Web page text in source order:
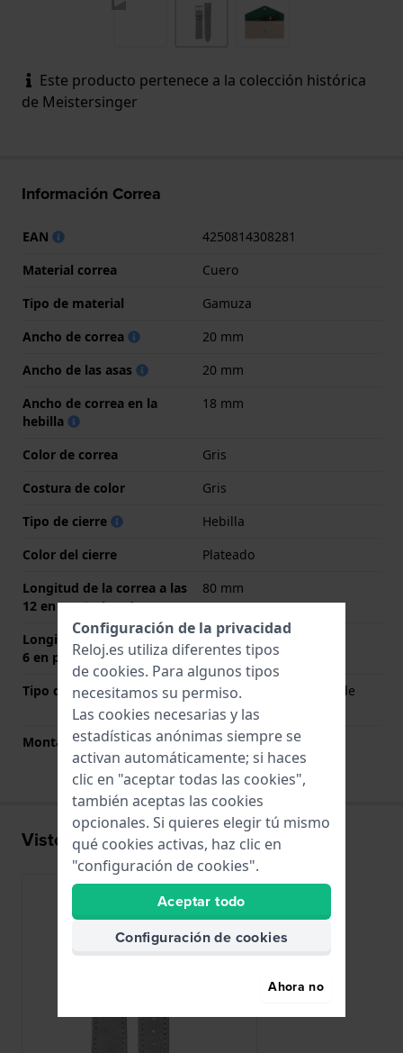
Este producto pertenece a la colección histórica
de Meistersinger
Información Correa
EAN
4250814308281
Material correa
Cuero
Tipo de material
Gamuza
Ancho de correa
20 mm
Ancho de las asas
20 mm
Ancho de correa en la
hebilla
18 mm
Color de correa
Gris
Costura de color
Gris
Tipo de cierre
Hebilla
Color del cierre
Plateado
Longitud de la correa a las
12 en punto (mm)
80 mm
Longitud de la correa a las
6 en punto (mm)
115 mm
Tipo de montaje
Pasadores con resorte de
liberación rápida
Montaje Recto
Si
Visto recientemente
Configuración de la privacidad
Reloj.es utiliza diferentes tipos
de cookies. Para algunos tipos
necesitamos su permiso.
Las cookies necesarias y las
estadísticas anónimas siempre se
activan automáticamente; si haces
clic en "aceptar todas las cookies",
también aceptas las cookies
opcionales. Si quieres elegir tú mismo
qué cookies activas, haz clic en
"configuración de cookies".
Aceptar todo
Configuración de cookies
Ahora no